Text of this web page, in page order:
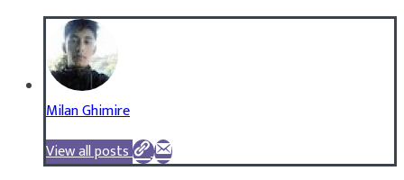
Milan Ghimire
View all posts